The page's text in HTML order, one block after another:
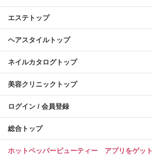
エステトップ
ヘアスタイルトップ
ネイルカタログトップ
美容クリニックトップ
ログイン / 会員登録
総合トップ
ホットペッパービューティー アプリをゲット